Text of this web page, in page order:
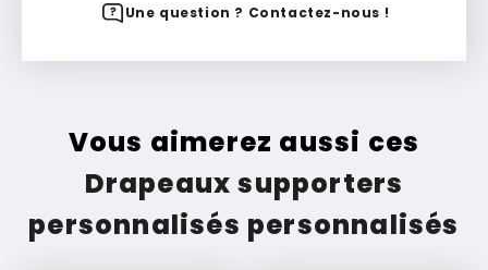
Une question ? Contactez-nous !
Vous aimerez aussi ces
Drapeaux supporters
personnalisés personnalisés